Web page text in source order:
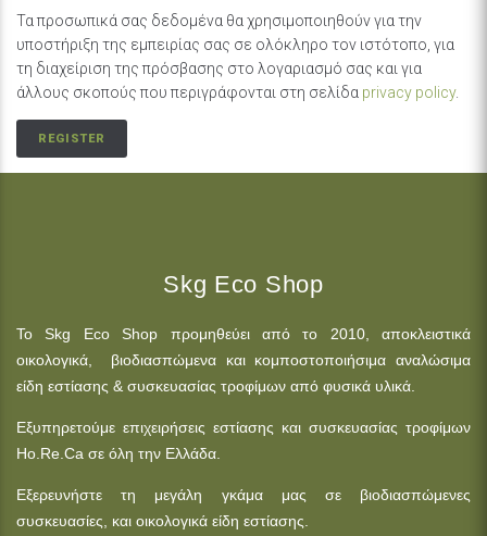
Τα προσωπικά σας δεδομένα θα χρησιμοποιηθούν για την
υποστήριξη της εμπειρίας σας σε ολόκληρο τον ιστότοπο, για
τη διαχείριση της πρόσβασης στο λογαριασμό σας και για
άλλους σκοπούς που περιγράφονται στη σελίδα privacy policy.
REGISTER
Skg Eco Shop
Το Skg Eco Shop προμηθεύει από το 2010, αποκλειστικά
οικολογικά, βιοδιασπώμενα και κομποστοποιήσιμα αναλώσιμα
είδη εστίασης & συσκευασίας τροφίμων από φυσικά υλικά.
Εξυπηρετούμε επιχειρήσεις εστίασης και συσκευασίας τροφίμων
Ho.Re.Ca σε όλη την Ελλάδα.
Εξερευνήστε τη μεγάλη γκάμα μας σε βιοδιασπώμενες
συσκευασίες, και οικολογικά είδη εστίασης.